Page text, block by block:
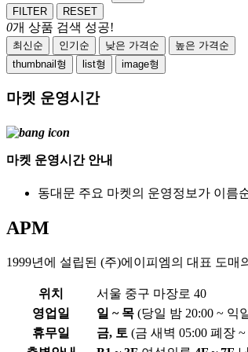
FILTER
RESET
0개 상품 검색 성공!
최신순 인기순 낮은 가격순
높은 가격순
thumbnail형
list형 image형
마켓 운영시간
마켓 운영시간 안내
동대문 주요 마켓의 운영정보가 이름
APM
1999년에 설립된 (주)에이피엠의 대표 도
위치
서울 중구 마장로 40
영업일
일 ~ 목 (당일 밤 20:00 ~ 익
휴무일
금, 토 (금 새벽 05:00 폐장